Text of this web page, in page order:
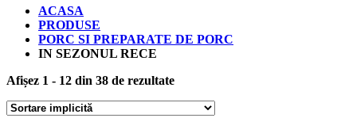
ACASA
PRODUSE
PORC SI PREPARATE DE PORC
IN SEZONUL RECE
Afișez 1 - 12 din 38 de rezultate